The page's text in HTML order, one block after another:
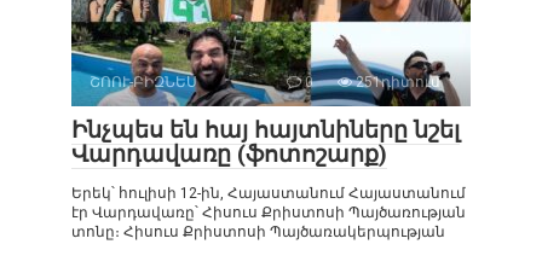
ՇՈՈՒ-ԲԻԶՆԵՍ 0 251դիտում
Ինչպես են հայ հայտնիները նշել
Վարդավառը (ֆոտոշարք)
Երեկ՝ հուլիսի 12-ին, Հայաստանում Հայաստանում
էր Վարդավառը՝ Հիսուս Քրիստոսի Պայծառության
տոնը։ Հիսուս Քրիստոսի Պայծառակերպության